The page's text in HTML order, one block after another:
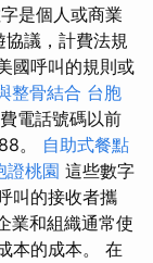
是個人或商業
協議，計費法規
國呼叫的規則或
整骨結合 台胞
電話號碼以前
。 自助式餐點
證桃園 這些數字
叫的接收者攜
業和組織通常使
本的成本。 在